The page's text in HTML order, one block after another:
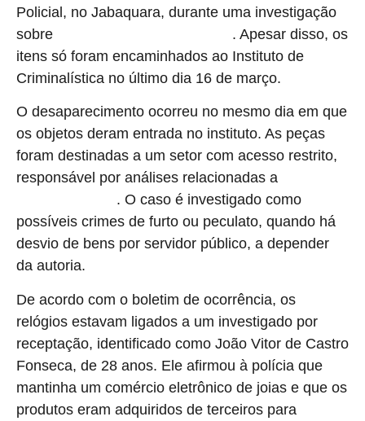
Policial, no Jabaquara, durante uma investigação
sobre
. Apesar disso, os
itens só foram encaminhados ao Instituto de
Criminalística no último dia 16 de março.
O desaparecimento ocorreu no mesmo dia em que
os objetos deram entrada no instituto. As peças
foram destinadas a um setor com acesso restrito,
responsável por análises relacionadas a
. O caso é investigado como
possíveis crimes de furto ou peculato, quando há
desvio de bens por servidor público, a depender
da autoria.
De acordo com o boletim de ocorrência, os
relógios estavam ligados a um investigado por
receptação, identificado como João Vitor de Castro
Fonseca, de 28 anos. Ele afirmou à polícia que
mantinha um comércio eletrônico de joias e que os
produtos eram adquiridos de terceiros para